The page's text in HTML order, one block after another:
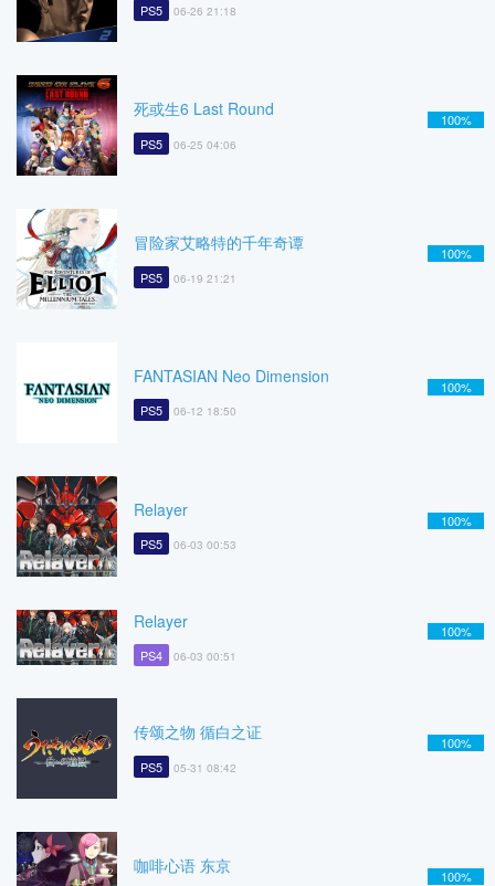
PS5 06-26 21:18
死或生6 Last Round
PS5 06-25 04:06
100%
冒险家艾略特的千年奇谭
PS5 06-19 21:21
100%
FANTASIAN Neo Dimension
PS5 06-12 18:50
100%
Relayer
PS5 06-03 00:53
100%
Relayer
PS4 06-03 00:51
100%
传颂之物 循白之证
PS5 05-31 08:42
100%
咖啡心语 东京 100%